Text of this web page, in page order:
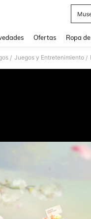
Ofertas Ropa
/ Juegos y Entretenimiento /